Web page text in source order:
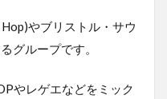
やブリストル・サウ
グループです。
やレゲエなどをミック